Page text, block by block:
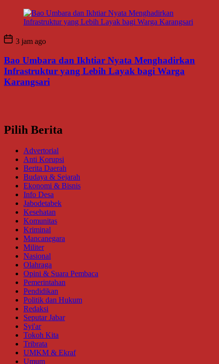
3 jam ago
Bao Umbara dan Ikhtiar Nyata Menghadirkan
Infrastruktur yang Lebih Layak bagi Warga
Karangsari
Pilih Berita
Advertorial
Anti Korupsi
Berita Daerah
Budaya & Sejarah
Ekonomi & Bisnis
Info Desa
Jabodetabek
Kesehatan
Komunitas
Kriminal
Mancanegara
Militer
Nasional
Olahraga
Opini & Suara Pembaca
Pemerintahan
Pendidikan
Politik dan Hukum
Redaksi
Seputar Jabar
Syi'ar
Tokoh Kita
Tribrata
UMKM & Ekraf
Umum